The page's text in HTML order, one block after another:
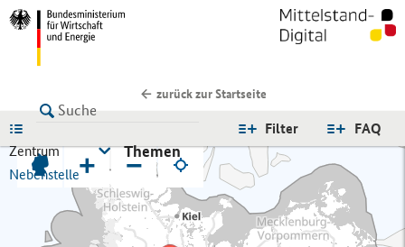
zurück zur Startseite
FAQ
Filter
Zentrum
Nebenstelle
Themen
+ −